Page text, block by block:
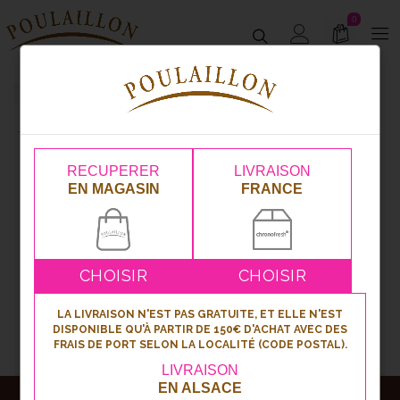
0
Tartes
Tartes
RECUPERER
EN MAGASIN
CHOISIR
LA LIVRAISON N'EST PAS GRATUITE, ET ELLE N'EST
DISPONIBLE QU'À PARTIR DE 150€ D'ACHAT AVEC DES
FRAIS DE PORT SELON LA LOCALITÉ (CODE POSTAL).
LIVRAISON
EN ALSACE
LIVRAISON
FRANCE
CHOISIR